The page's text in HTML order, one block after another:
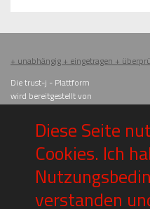
Diese Seite
Cookies. Ich
verstanden
+ unabhängig + eingetragen +
Die trust-j - Plattform
wird bereitgestellt von
impressum
Die anwendbaren Nutzungs-
bedingungen
finden Sie HIER
Datenschutzbedingungensind
pressum
Postfach